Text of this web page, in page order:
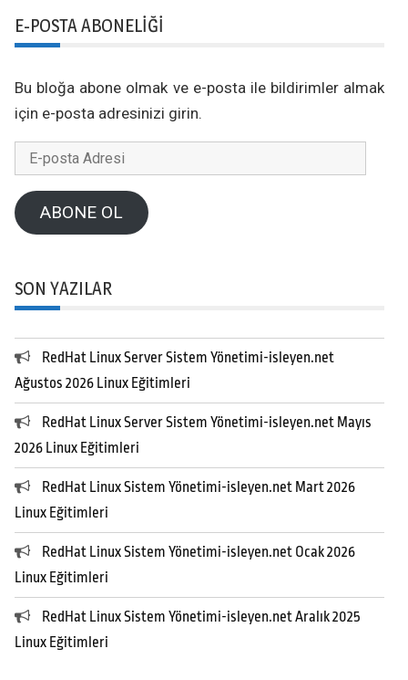
E-POSTA ABONELIĞI
Bu bloğa abone olmak ve e-posta ile bildirimler almak
için e-posta adresinizi girin.
posta
AdresiABONE OL
SON YAZILAR
RedHat Linux Server Sistem Yönetimi-isleyen.net
Ağustos 2026 Linux Eğitimleri
RedHat Linux Server Sistem Yönetimi-isleyen.net Mayıs
2026 Linux Eğitimleri
RedHat Linux Sistem Yönetimi-isleyen.net Mart 2026
Linux Eğitimleri
RedHat Linux Sistem Yönetimi-isleyen.net Ocak 2026
Linux Eğitimleri
RedHat Linux Sistem Yönetimi-isleyen.net Aralık 2025
Linux Eğitimleri